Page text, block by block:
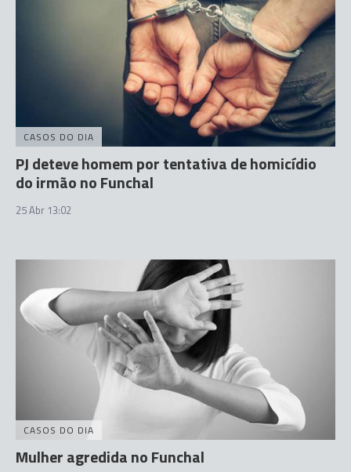
CASOS DO DIA
PJ deteve homem por tentativa de homicídio
do irmão no Funchal
25 Abr 13:02
CASOS DO DIA
Mulher agredida no Funchal